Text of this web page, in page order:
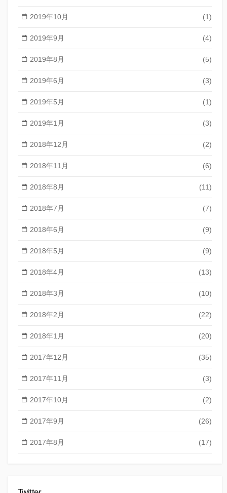
2019年10月 (1)
2019年9月 (4)
2019年8月 (5)
2019年6月 (3)
2019年5月 (1)
2019年1月 (3)
2018年12月 (2)
2018年11月 (6)
2018年8月 (11)
2018年7月 (7)
2018年6月 (9)
2018年5月 (9)
2018年4月 (13)
2018年3月 (10)
2018年2月 (22)
2018年1月 (20)
2017年12月 (35)
2017年11月 (3)
2017年10月 (2)
2017年9月 (26)
2017年8月 (17)